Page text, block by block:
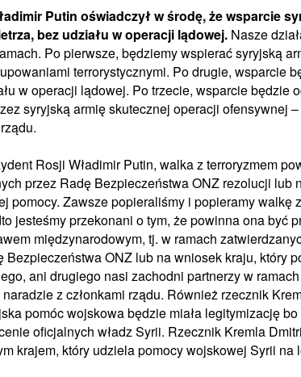
Putin oświadczył w środę, że wsparcie
bez udziału w operacji lądowej.Nasze
Po pierwsze, będziemy wspierać syryjską
terrorystycznymi. Po drugie, wsparcie
w operacji lądowej. Po trzecie, wsparcie będzie
syryjską armię skutecznej operacji ofensywnej
Rosji Władimir Putin, walka z terroryzmem
przez Radę Bezpieczeństwa ONZ rezolucji lub
pomocy. Zawsze popieraliśmy i popieramy walkę
jesteśmy przekonani o tym, że powinna ona być
międzynarodowym, tj. w ramach
Bezpieczeństwa ONZ lub na wniosek kraju, który
ani drugiego nasi zachodni partnerzy w
z członkami rządu. Również rzecznik
pomóc wojskowa będzie miała legitymizację
oficjalnych władz Syrii. Rzecznik Kremla
krajem, który udziela pomocy wojskowej Syrii na